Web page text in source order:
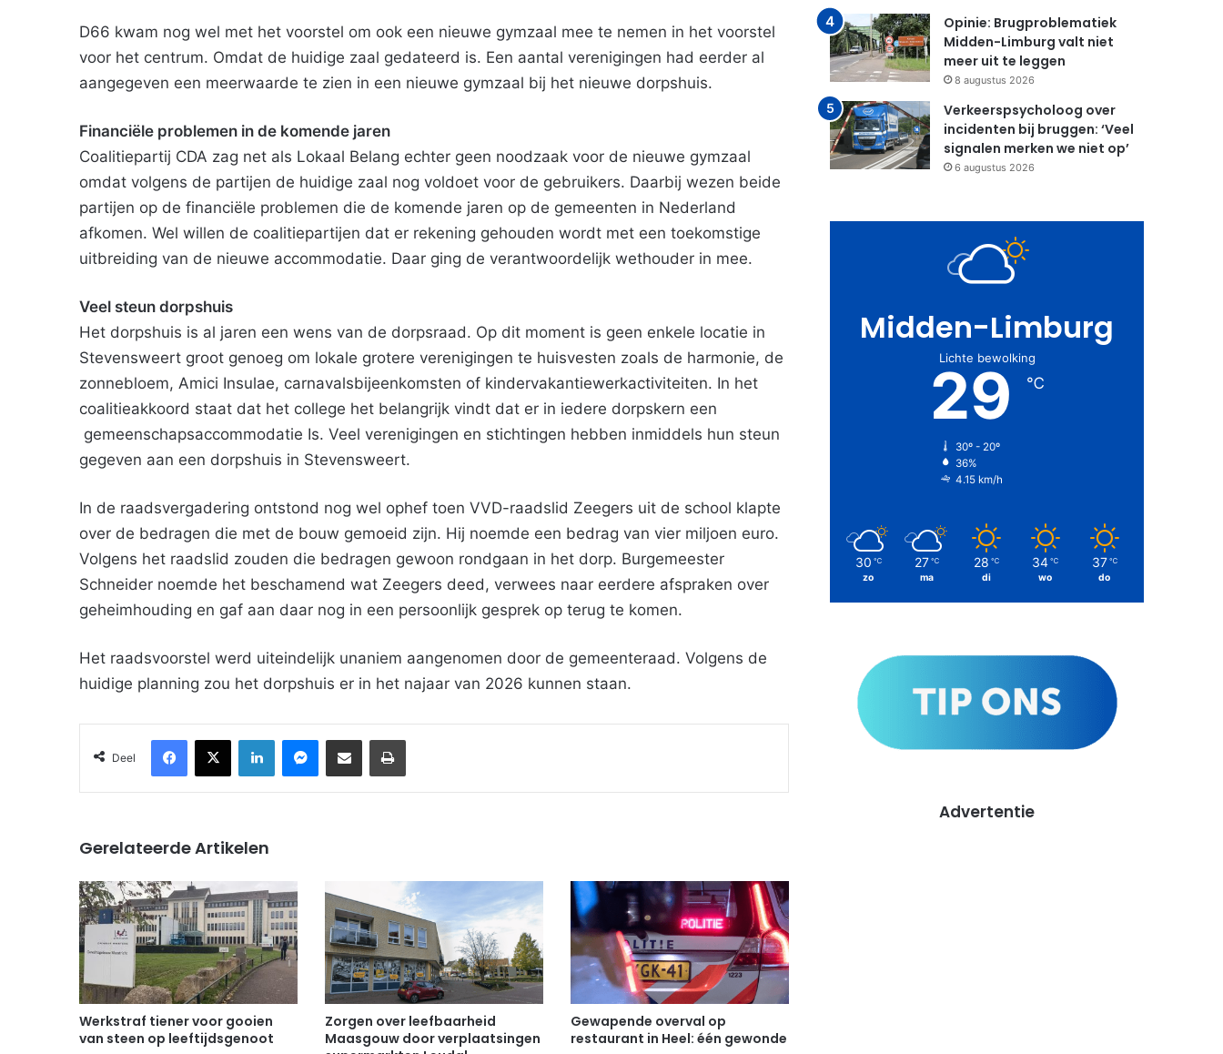
D66 kwam nog wel met het voorstel om ook een nieuwe gymzaal mee te nemen in het voorstel
voor het centrum. Omdat de huidige zaal gedateerd is. Een aantal verenigingen had eerder al
aangegeven een meerwaarde te zien in een nieuwe gymzaal bij het nieuwe dorpshuis.
Financiële problemen in de komende jaren
Coalitiepartij CDA zag net als Lokaal Belang echter geen noodzaak voor de nieuwe gymzaal
omdat volgens de partijen de huidige zaal nog voldoet voor de gebruikers. Daarbij wezen beide
partijen op de financiële problemen die de komende jaren op de gemeenten in Nederland
afkomen. Wel willen de coalitiepartijen dat er rekening gehouden wordt met een toekomstige
uitbreiding van de nieuwe accommodatie. Daar ging de verantwoordelijk wethouder in mee.
Veel steun dorpshuis
Het dorpshuis is al jaren een wens van de dorpsraad. Op dit moment is geen enkele locatie in
Stevensweert groot genoeg om lokale grotere verenigingen te huisvesten zoals de harmonie, de
zonnebloem, Amici Insulae, carnavalsbijeenkomsten of kindervakantiewerkactiviteiten. In het
coalitieakkoord staat dat het college het belangrijk vindt dat er in iedere dorpskern een
gemeenschapsaccommodatie Is. Veel verenigingen en stichtingen hebben inmiddels hun steun
gegeven aan een dorpshuis in Stevensweert.
In de raadsvergadering ontstond nog wel ophef toen VVD-raadslid Zeegers uit de school klapte
over de bedragen die met de bouw gemoeid zijn. Hij noemde een bedrag van vier miljoen euro.
Volgens het raadslid zouden die bedragen gewoon rondgaan in het dorp. Burgemeester
Schneider noemde het beschamend wat Zeegers deed, verwees naar eerdere afspraken over
geheimhouding en gaf aan daar nog in een persoonlijk gesprek op terug te komen.
Het raadsvoorstel werd uiteindelijk unaniem aangenomen door de gemeenteraad. Volgens de
huidige planning zou het dorpshuis er in het najaar van 2026 kunnen staan.
Deel
Facebook
X LinkedInMessenger
Deel via Email Print
Gerelateerde Artikelen
Werkstraf tiener voor gooien
van steen op leeftijdsgenoot
Zorgen over leefbaarheid
Maasgouw door verplaatsingen
Gewapende overval op
restaurant in Heel: één gewonde
Opinie: Brugproblematiek
Midden-Limburg valt niet
meer uit te leggen
8 augustus 2026
Verkeerspsycholoog over
incidenten bij bruggen: ‘Veel
signalen merken we niet op’
6 augustus 2026
Midden-Limburg
Lichte bewolking
29 ℃
30º - 20º
36%
4.15 km/h
30 ℃
zo
27 ℃
ma
28 ℃
di
34 ℃
wo
37 ℃
do
Advertentie